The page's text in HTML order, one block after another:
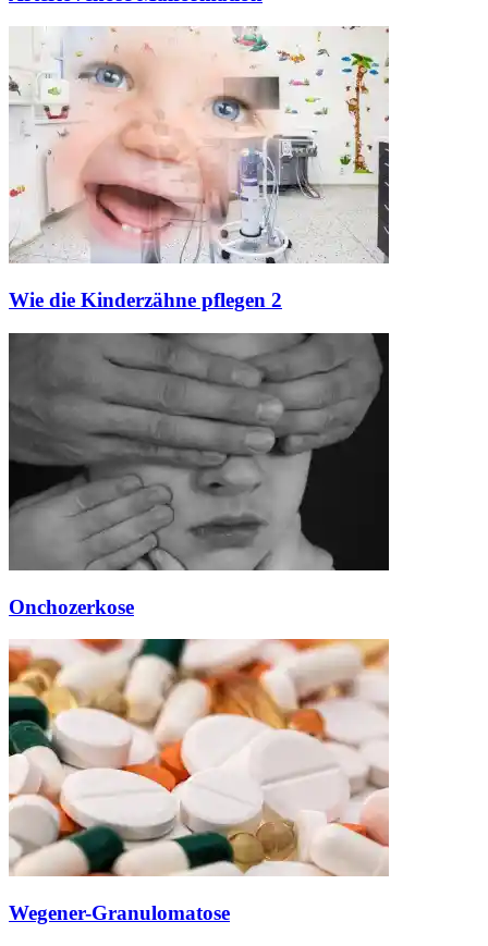
Wie die Kinderzähne pflegen 2
Onchozerkose
Wegener-Granulomatose